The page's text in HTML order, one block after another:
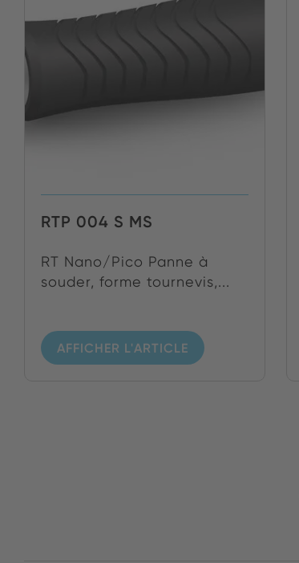
RTP 004 S MS
RT Nano/Pico Panne à
souder, forme tournevis,...
AFFICHER L'ARTICLE